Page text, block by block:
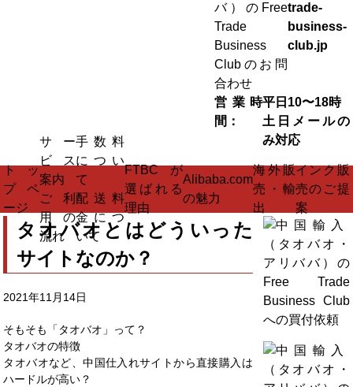
trade-
business-
club.jp
営業時
間：
平日10〜18時
土日メールの
み対応
トッ
プペ
ージ
サー
ビス
案内
ご利
用の
流れ
手数料
につい
て
配送料
金につ
いて
FTBCが
選ばれる
理由
Alibaba.com
の魅力
海外販
売・輸
出
インク販
売のご提
案
タオバオとはどういった
サイトなのか？
2021年11月14日
そもそも「タオバオ」って？
タオバオの特徴
タオバオなど、中国仕入れサイトから直接購入は
ハードルが高い？